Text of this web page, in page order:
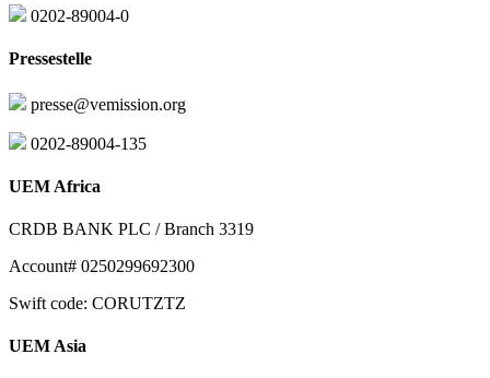
0202-89004-0
Pressestelle
presse@vemission.org
0202-89004-135
UEM Africa
CRDB BANK PLC / Branch 3319
Account# 0250299692300
Swift code: CORUTZTZ
UEM Asia